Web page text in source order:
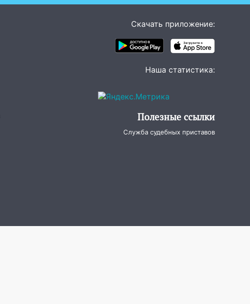
Скачать приложение:
Наша статистика:
Полезные ссылки
Служба судебных приставов